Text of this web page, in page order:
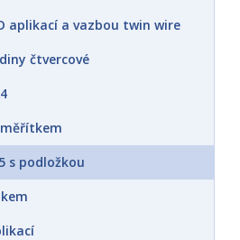
plakáty
aplikací a vazbou twin wire
čtvercové
s podložkou